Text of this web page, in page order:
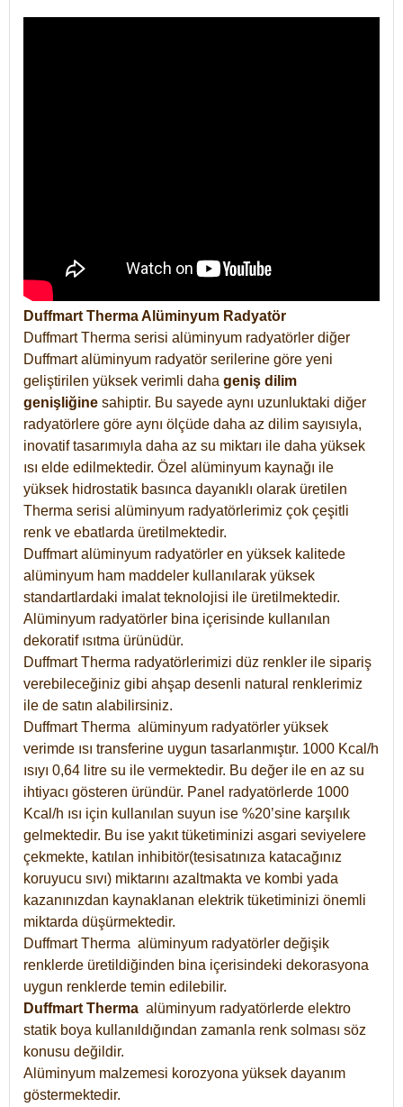
Duffmart Therma Alüminyum Radyatör
Duffmart Therma serisi alüminyum radyatörler diğer
Duffmart alüminyum radyatör serilerine göre yeni
geliştirilen yüksek verimli daha geniş dilim
genişliğine sahiptir. Bu sayede aynı uzunluktaki diğer
radyatörlere göre aynı ölçüde daha az dilim sayısıyla,
inovatif tasarımıyla daha az su miktarı ile daha yüksek
ısı elde edilmektedir. Özel alüminyum kaynağı ile
yüksek hidrostatik basınca dayanıklı olarak üretilen
Therma serisi alüminyum radyatörlerimiz çok çeşitli
renk ve ebatlarda üretilmektedir.
Duffmart alüminyum radyatörler en yüksek kalitede
alüminyum ham maddeler kullanılarak yüksek
standartlardaki imalat teknolojisi ile üretilmektedir.
Alüminyum radyatörler bina içerisinde kullanılan
dekoratif ısıtma ürünüdür.
Duffmart Therma radyatörlerimizi düz renkler ile sipariş
verebileceğiniz gibi ahşap desenli natural renklerimiz
ile de satın alabilirsiniz.
Duffmart Therma alüminyum radyatörler yüksek
verimde ısı transferine uygun tasarlanmıştır. 1000 Kcal/h
ısıyı 0,64 litre su ile vermektedir. Bu değer ile en az su
ihtiyacı gösteren üründür. Panel radyatörlerde 1000
Kcal/h ısı için kullanılan suyun ise %20’sine karşılık
gelmektedir. Bu ise yakıt tüketiminizi asgari seviyelere
çekmekte, katılan inhibitör(tesisatınıza katacağınız
koruyucu sıvı) miktarını azaltmakta ve kombi yada
kazanınızdan kaynaklanan elektrik tüketiminizi önemli
miktarda düşürmektedir.
Duffmart Therma alüminyum radyatörler değişik
renklerde üretildiğinden bina içerisindeki dekorasyona
uygun renklerde temin edilebilir.
Duffmart Therma alüminyum radyatörlerde elektro
statik boya kullanıldığından zamanla renk solması söz
konusu değildir.
Alüminyum malzemesi korozyona yüksek dayanım
göstermektedir.